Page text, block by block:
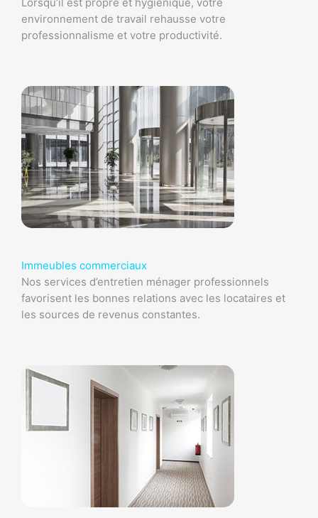
environnement de travail rehausse votre
professionnalisme et votre productivité.
Immeubles commerciaux
Nos services d’entretien ménager professionnels
favorisent les bonnes relations avec les locataires et
les sources de revenus constantes.